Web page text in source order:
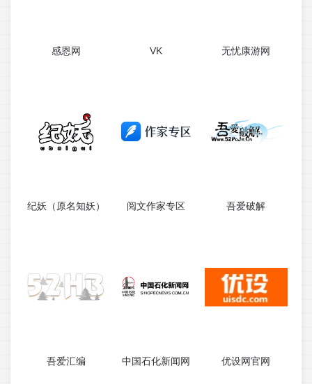
感恩网 VK 无忧康游网
纪妖（原名知妖） 阅文作家专区 吾爱破解
吾爱汇编 中国石化新闻网 优设网官网